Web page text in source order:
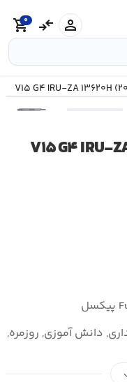
person
compare_arrows
shopping_cart
0
•••
دانش آموزی, روزمره,